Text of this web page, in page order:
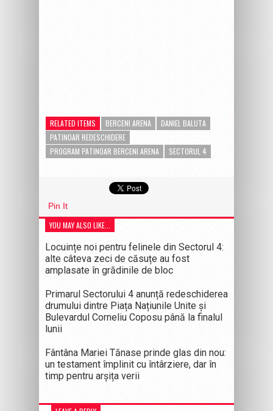
RELATED ITEMS BERCENI ARENA
DANIEL BALUTA
PATINOAR REDESCHIDERE
PROGRAM PATINOAR BERCENI ARENA
SECTORUL 4
Pin It
YOU MAY ALSO LIKE...
Locuințe noi pentru felinele din Sectorul 4:
alte câteva zeci de căsuțe au fost
amplasate în grădinile de bloc
Primarul Sectorului 4 anunță redeschiderea
drumului dintre Piața Națiunile Unite și
Bulevardul Corneliu Coposu până la finalul
lunii
Fântâna Mariei Tănase prinde glas din nou:
un testament împlinit cu întârziere, dar în
timp pentru arșița verii